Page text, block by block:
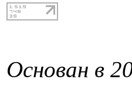
Основан в